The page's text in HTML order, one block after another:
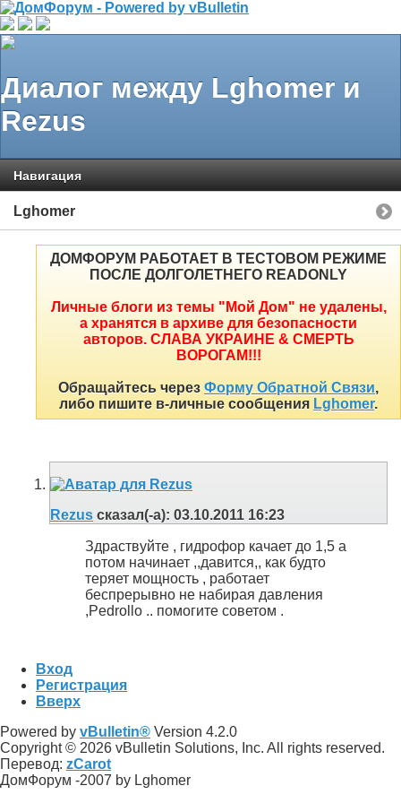
Диалог между Lghomer и
Rezus
Навигация
Lghomer
ДОМФОРУМ РАБОТАЕТ В ТЕСТОВОМ РЕЖИМЕ
ПОСЛЕ ДОЛГОЛЕТНЕГО READONLY
Личные блоги из темы "Мой Дом" не удалены,
а хранятся в архиве для безопасности
авторов. СЛАВА УКРАИНЕ & СМЕРТЬ
ВОРОГАМ!!!
Обращайтесь через Форму Обратной Связи,
либо пишите в-личные сообщения Lghomer.
Rezus сказал(-а): 03.10.2011 16:23
Здраствуйте , гидрофор качает до 1,5 а
потом начинает ,,давится,, как будто
теряет мощность , работает
беспрерывно не набирая давления
,Pedrollo .. помогите советом .
Вход
Регистрация
Вверх
Powered by vBulletin® Version 4.2.0
Copyright © 2026 vBulletin Solutions, Inc. All rights reserved.
Перевод: zCarot
ДомФорум -2007 by Lghomer